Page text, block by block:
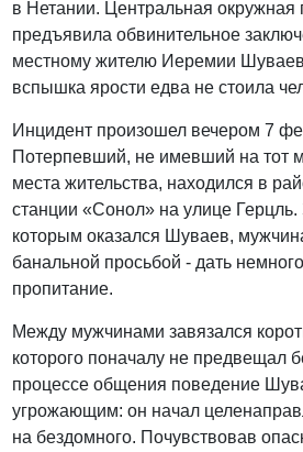
в Нетании. Центральная окружная
предъявила обвинительное
местному жителю Иеремии
вспышка ярости едва не стоила
Инцидент произошел вечером 7
Потерпевший, не имевший на тот
места жительства, находился в
станции «Сонол» на улице
которым оказался Шуваев,
банальной просьбой - дать
пропитание.
Между мужчинами завязался
которого поначалу не предвещал
процессе общения поведение
угрожающим: он начал
на бездомного. Почувствовав